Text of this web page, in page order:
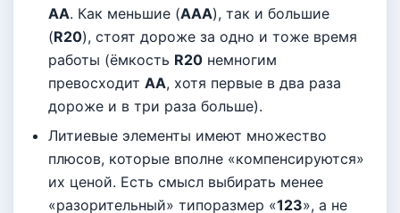
АА. Как меньшие (АAА), так и большие
(R20), стоят дороже за одно и тоже время
работы (ёмкость R20 немногим
превосходитАА, хотя первые в два раза
дороже и в три раза больше).
Литиевые элементы имеют множество
плюсов, которые вполне «компенсируются»
их ценой. Есть смысл выбирать менее
«разорительный» типоразмер «123», а не